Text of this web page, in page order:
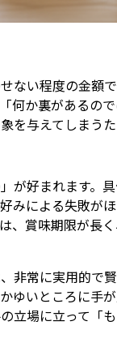
ない程度の金額
何か裏があるの
を与えてしまう
が好まれます。
みによる失敗が
、賞味期限が長
非常に実用的で
ゆいところに手
立場に立って「